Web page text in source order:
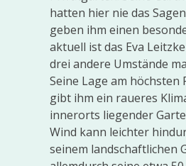
hatten hier nie das
geben ihm einen
aktuell ist das Eva
drei andere Umstände
Seine Lage am höchsten
gibt ihm ein raueres
innerorts liegender
Wind kann leichter
seinem landschaftlichen